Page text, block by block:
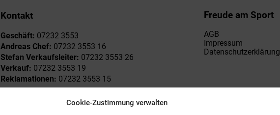
Cookie-Zustimmung verwalten
Kontakt
Geschäft: 07232 3553
Andreas Chef: 07232 3553 16
Stefan Verkaufsleiter: 07232 3553 26
Verkauf: 07232 3553 19
Reklamationen: 07232 3553 15
Freude am Sport
AGB
Impressum
Datenschutzerklärung